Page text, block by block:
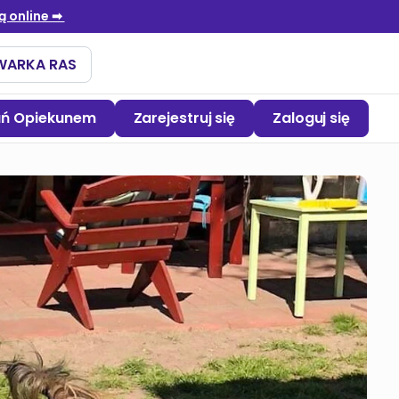
Opiekunem Zarejestruj się Zaloguj się